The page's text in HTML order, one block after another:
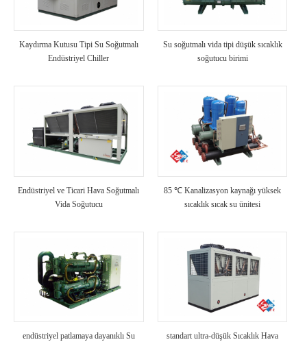
Kaydırma Kutusu Tipi Su Soğutmalı
Endüstriyel Chiller
Su soğutmalı vida tipi düşük sıcaklık
soğutucu birimi
Endüstriyel ve Ticari Hava Soğutmalı
Vida Soğutucu
85 ℃ Kanalizasyon kaynağı yüksek
sıcaklık sıcak su ünitesi
endüstriyel patlamaya dayanıklı Su
standart ultra-düşük Sıcaklık Hava